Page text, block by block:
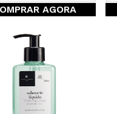
AGORA